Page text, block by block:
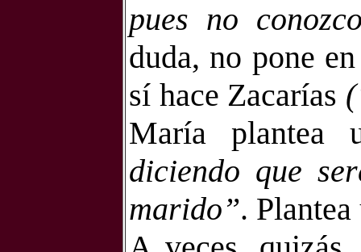
pues no
duda, no pone
sí hace Zacarías
María plantea
diciendo que
marido”.